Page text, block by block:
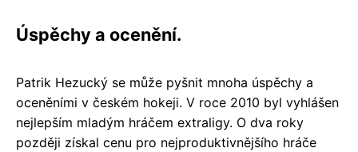
Úspěchy a ocenění.
Patrik Hezucký se může pyšnit mnoha úspěchy a
oceněními v českém hokeji. V roce 2010 byl vyhlášen
nejlepším mladým hráčem extraligy. O dva roky
později získal cenu pro nejproduktivnějšího hráče